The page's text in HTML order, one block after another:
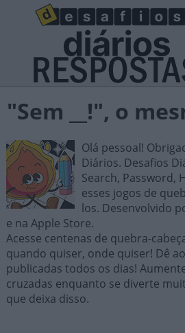
"Sem __!", o
Olá pessoal!
Diários. Desafios
Search, Password,
esses jogos de
los. Desenvolvido
e na Apple Store.
Acesse centenas de quebra-
quando quiser, onde quiser! Dê
publicadas todos os dias!
cruzadas enquanto se diverte
que deixa disso.